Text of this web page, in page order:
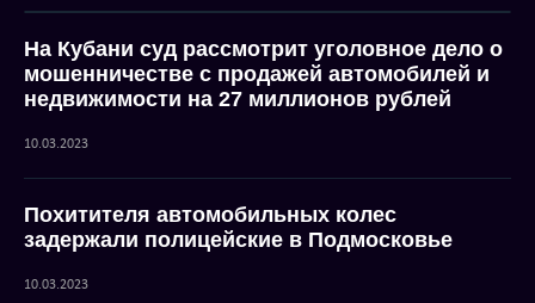
На Кубани суд рассмотрит уголовное дело о
мошенничестве с продажей автомобилей и
недвижимости на 27 миллионов рублей
10.03.2023
Похитителя автомобильных колес
задержали полицейские в Подмосковье
10.03.2023